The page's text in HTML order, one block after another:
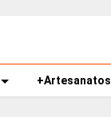
+Artesanatos